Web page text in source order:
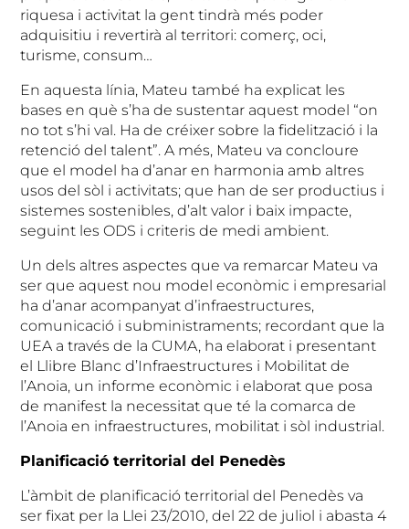
riquesa i activitat la gent tindrà més poder
adquisitiu i revertirà al territori: comerç, oci,
turisme, consum…
En aquesta línia, Mateu també ha explicat les
bases en què s’ha de sustentar aquest model “on
no tot s’hi val. Ha de créixer sobre la fidelització i la
retenció del talent”. A més, Mateu va concloure
que el model ha d’anar en harmonia amb altres
usos del sòl i activitats; que han de ser productius i
sistemes sostenibles, d’alt valor i baix impacte,
seguint les ODS i criteris de medi ambient.
Un dels altres aspectes que va remarcar Mateu va
ser que aquest nou model econòmic i empresarial
ha d’anar acompanyat d’infraestructures,
comunicació i subministraments; recordant que la
UEA a través de la CUMA, ha elaborat i presentant
el Llibre Blanc d’Infraestructures i Mobilitat de
l’Anoia, un informe econòmic i elaborat que posa
de manifest la necessitat que té la comarca de
l’Anoia en infraestructures, mobilitat i sòl industrial.
Planificació territorial del Penedès
L’àmbit de planificació territorial del Penedès va
ser fixat per la Llei 23/2010, del 22 de juliol i abasta 4